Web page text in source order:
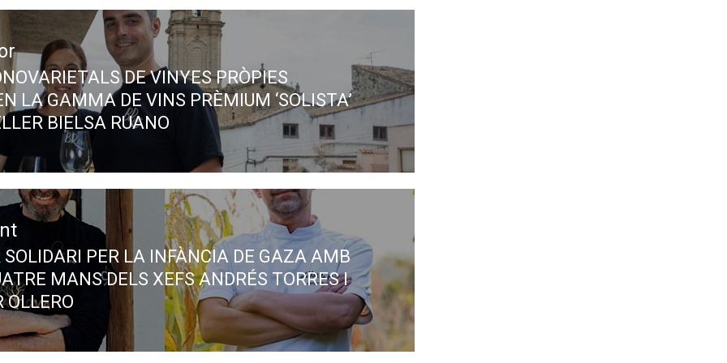
DE VINYES PRÒPIES
LA GAMMA DE VINS PRÈMIUM ‘SOLISTA’
BIELSA RUANO
SOLIDARI PER LA INFÀNCIA DE GAZA AMB
MANS DELS XEFS ANDRÉS TORRES I
OLLERO